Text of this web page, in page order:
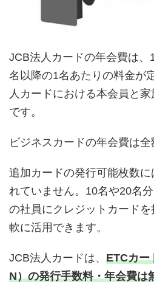
JCB法人カードの年会費は、
名以降の1名あたりの料金が
人カードにおける本会員と
です。
ビジネスカードの年会費は全
追加カードの発行可能枚数
れていません。10名や20名
の社員にクレジットカード
軟に活用できます。
JCB法人カードは、 ETCカー
N）の発行手数料・年会費は